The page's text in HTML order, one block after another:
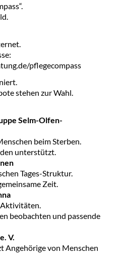
pflegecompass
stehen zur Wahl.
Selm-Olfen-
beim Sterben.
unterstützt.
Tages-Struktur.
Zeit.
Aktivitäten.
beobachten und passende
V.
Angehörige von Menschen